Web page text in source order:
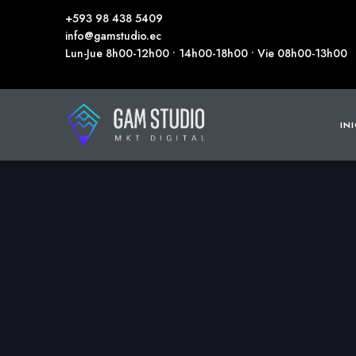
+593 98 438 5409
info@gamstudio.ec
Lun-Jue 8h00-12h00 • 14h00-18h00 • Vie 08h00-13h00